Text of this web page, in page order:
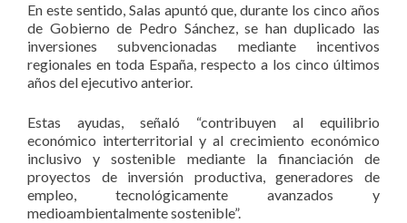
En este sentido, Salas apuntó que, durante los cinco años
de Gobierno de Pedro Sánchez, se han duplicado las
inversiones subvencionadas mediante incentivos
regionales en toda España, respecto a los cinco últimos
años del ejecutivo anterior.
Estas ayudas, señaló “contribuyen al equilibrio
económico interterritorial y al crecimiento económico
inclusivo y sostenible mediante la financiación de
proyectos de inversión productiva, generadores de
empleo, tecnológicamente avanzados y
medioambientalmente sostenible”.